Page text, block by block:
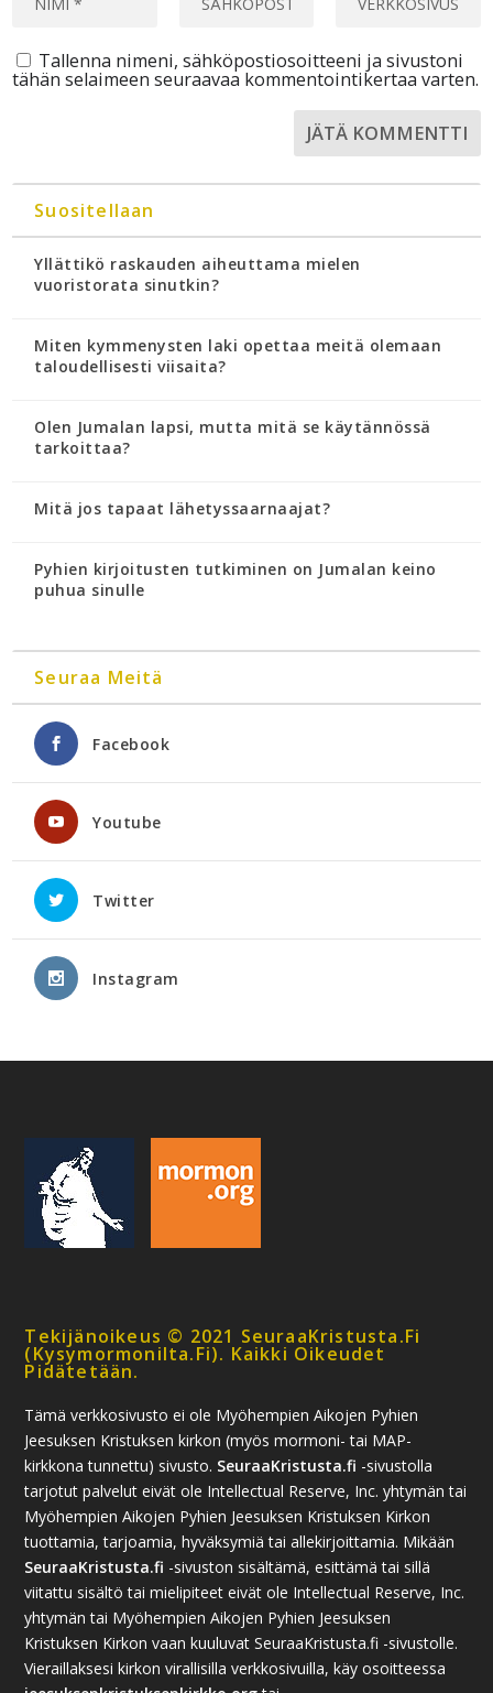
Tallenna nimeni, sähköpostiosoitteeni ja sivustoni
tähän selaimeen seuraavaa kommentointikertaa varten.
Suositellaan
Yllättikö raskauden aiheuttama mielen
vuoristorata sinutkin?
Miten kymmenysten laki opettaa meitä olemaan
taloudellisesti viisaita?
Olen Jumalan lapsi, mutta mitä se käytännössä
tarkoittaa?
Mitä jos tapaat lähetyssaarnaajat?
Pyhien kirjoitusten tutkiminen on Jumalan keino
puhua sinulle
Seuraa Meitä
Facebook
Youtube
Twitter
Instagram
Tekijänoikeus © 2021 SeuraaKristusta.fi
(kysymormonilta.fi). Kaikki Oikeudet
Pidätetään.
Tämä verkkosivusto ei ole Myöhempien Aikojen Pyhien
Jeesuksen Kristuksen kirkon (myös mormoni- tai MAP-
kirkkona tunnettu) sivusto. SeuraaKristusta.fi -sivustolla
tarjotut palvelut eivät ole Intellectual Reserve, Inc. yhtymän tai
Myöhempien Aikojen Pyhien Jeesuksen Kristuksen Kirkon
tuottamia, tarjoamia, hyväksymiä tai allekirjoittamia. Mikään
SeuraaKristusta.fi -sivuston sisältämä, esittämä tai sillä
viitattu sisältö tai mielipiteet eivät ole Intellectual Reserve, Inc.
yhtymän tai Myöhempien Aikojen Pyhien Jeesuksen
Kristuksen Kirkon vaan kuuluvat SeuraaKristusta.fi -sivustolle.
Vieraillaksesi kirkon virallisilla verkkosivuilla, käy osoitteessa